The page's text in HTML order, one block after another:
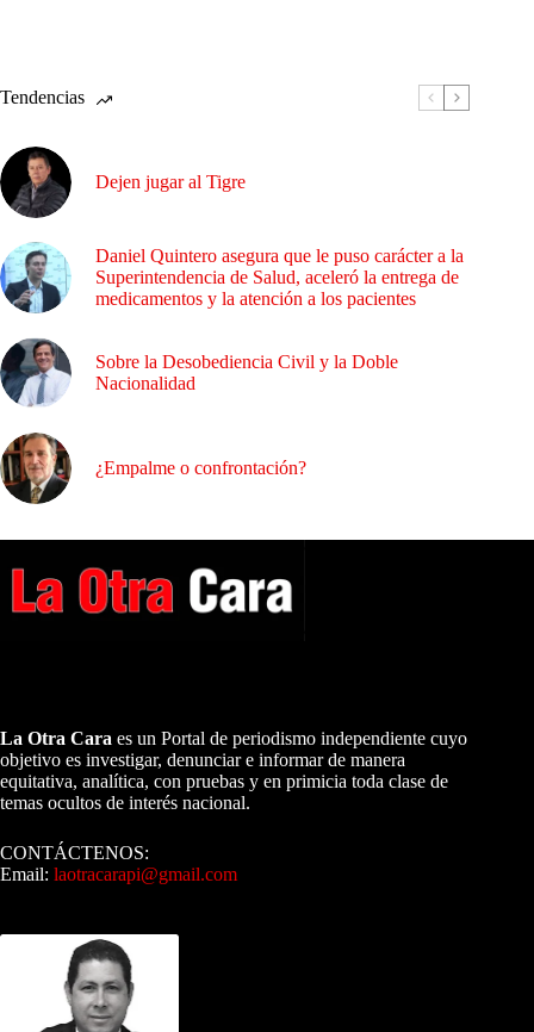
Tendencias
Dejen jugar al Tigre
Daniel Quintero asegura que le puso carácter a la
Superintendencia de Salud, aceleró la entrega de
medicamentos y la atención a los pacientes
Sobre la Desobediencia Civil y la Doble
Nacionalidad
¿Empalme o confrontación?
La Otra Cara es un Portal de periodismo independiente cuyo
objetivo es investigar, denunciar e informar de manera
equitativa, analítica, con pruebas y en primicia toda clase de
temas ocultos de interés nacional.
CONTÁCTENOS:
Email: laotracarapi@gmail.com